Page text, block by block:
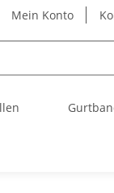
Mein Konto